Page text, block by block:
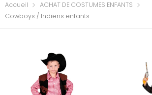
Accueil
ACHAT DE COSTUMES ENFANTS
Cowboys / Indiens enfants